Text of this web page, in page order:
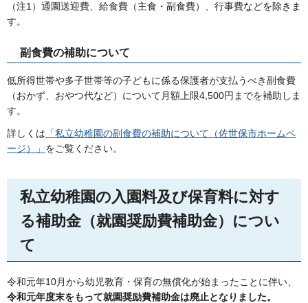
（注1）通園送迎費、給食費（主食・副食費）、行事費などを除きま
す。
副食費の補助について
低所得世帯や多子世帯等の子どもに係る保護者が支払うべき副食費
（おかず、おやつ代など）について月額上限4,500円までを補助しま
す。
詳しくは 「私立幼稚園の副食費の補助について（佐世保市ホームペ
ージ）」 をご覧ください。
私立幼稚園の入園料及び保育料に対す
る補助金（就園奨励費補助金）につい
て
令和元年10月から幼児教育・保育の無償化が始まったことに伴い、
令和元年度末をもって就園奨励費補助金は廃止となりました。